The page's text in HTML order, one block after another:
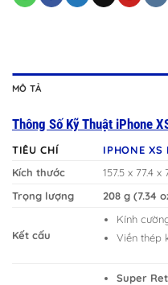
MÔ TẢ
Thông Số Kỹ Thuật iPhone
TIÊU CHÍ
IPHONE XS
Kích thước
157.5 x 77.4
Trọng lượng
208 g (7.34
Kết cấu
Kính
Viền thép
Super